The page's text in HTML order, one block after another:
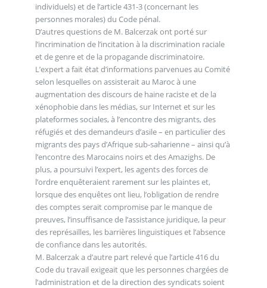
individuels) et de l’article 431-3 (concernant les
personnes morales) du Code pénal.
D’autres questions de M. Balcerzak ont porté sur
l’incrimination de l’incitation à la discrimination raciale
et de genre et de la propagande discriminatoire.
L’expert a fait état d’informations parvenues au Comité
selon lesquelles on assisterait au Maroc à une
augmentation des discours de haine raciste et de la
xénophobie dans les médias, sur Internet et sur les
plateformes sociales, à l’encontre des migrants, des
réfugiés et des demandeurs d’asile – en particulier des
migrants des pays d’Afrique sub-saharienne – ainsi qu’à
l’encontre des Marocains noirs et des Amazighs. De
plus, a poursuivi l’expert, les agents des forces de
l’ordre enquêteraient rarement sur les plaintes et,
lorsque des enquêtes ont lieu, l’obligation de rendre
des comptes serait compromise par le manque de
preuves, l’insuffisance de l’assistance juridique, la peur
des représailles, les barrières linguistiques et l’absence
de confiance dans les autorités.
M. Balcerzak a d’autre part relevé que l’article 416 du
Code du travail exigeait que les personnes chargées de
l’administration et de la direction des syndicats soient